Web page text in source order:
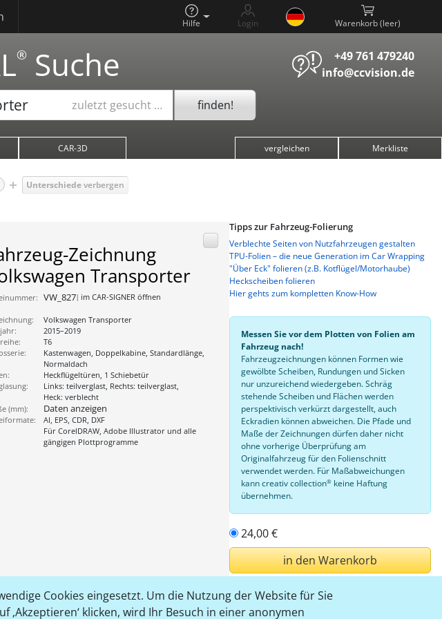
Cookies eingesetzt. Um die Nutzung der Website für Sie
‚Akzeptieren‘ klicken, wird Ihr Besuch in einer anonymen
Hilfe Login Warenkorb ( )
® Suche
+49 761 479240
info@ccvision.de
zuletzt gesucht … finden!
CAR-3D vergleichen Merkliste
Unterschiedeverbergen
Zeichnung
Transporter
VW_827 im CAR-SIGNER öffnen
Volkswagen Transporter
2015–2019
T6
Kastenwagen, Doppelkabine, Standardlänge,
Normaldach
Heckflügeltüren, 1 Schiebetür
Links: teilverglast, Rechts: teilverglast,
Heck: verblecht
(mm):
Daten anzeigen
AI, EPS, CDR, DXF
Für CorelDRAW, Adobe Illustrator und alle
gängigen Plottprogramme
Tipps zur Fahrzeug-Folierung
Verblechte Seiten von Nutzfahrzeugen gestalten
TPU-Folien – die neue Generation im Car Wrapping
"Über Eck" folieren (z.B. Kotflügel/Motorhaube)
Heckscheiben folieren
Hier gehts zum kompletten Know-How
Messen Sie vor dem Plotten von Folien am
Fahrzeug nach!
Fahrzeugzeichnungen können Formen wie
gewölbte Scheiben, Rundungen und Sicken
nur unzureichend wiedergeben. Schräg
stehende Scheiben und Flächen werden
perspektivisch verkürzt dargestellt, auch
Eckradien können abweichen. Die Pfade und
Maße der Zeichnungen dürfen daher nicht
ohne vorherige Überprüfung am
Originalfahrzeug für den Folienschnitt
verwendet werden. Für Maßabweichungen
kann creativ collection® keine Haftung
übernehmen.
24,00 €
in den Warenkorb
einloggen